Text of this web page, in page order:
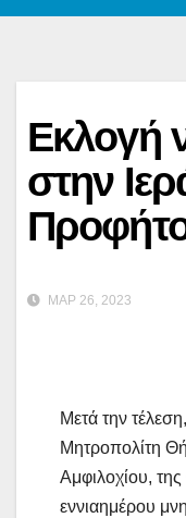
Εκλογή
στην
ΜΑΡ 26, 2023
Μετά την
Μητροπολίτη
Αμφιλοχίου, της
εννιαημέρου